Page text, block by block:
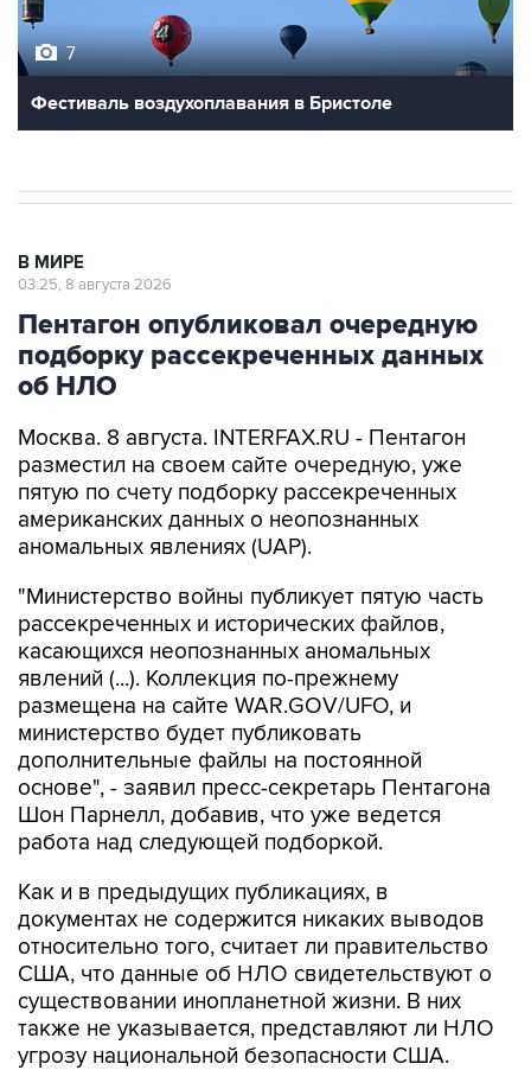
7
Фестиваль воздухоплавания в Бристоле
В МИРЕ
03:25, 8 августа 2026
Пентагон опубликовал очередную
подборку рассекреченных данных
об НЛО
Москва. 8 августа. INTERFAX.RU - Пентагон
разместил на своем сайте очередную, уже
пятую по счету подборку рассекреченных
американских данных о неопознанных
аномальных явлениях (UAP).
"Министерство войны публикует пятую часть
рассекреченных и исторических файлов,
касающихся неопознанных аномальных
явлений (...). Коллекция по-прежнему
размещена на сайте WAR.GOV/UFO, и
министерство будет публиковать
дополнительные файлы на постоянной
основе", - заявил пресс-секретарь Пентагона
Шон Парнелл, добавив, что уже ведется
работа над следующей подборкой.
Как и в предыдущих публикациях, в
документах не содержится никаких выводов
относительно того, считает ли правительство
США, что данные об НЛО свидетельствуют о
существовании инопланетной жизни. В них
также не указывается, представляют ли НЛО
угрозу национальной безопасности США.